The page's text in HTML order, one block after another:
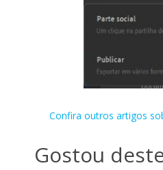
Confira outros artigos
Gostou